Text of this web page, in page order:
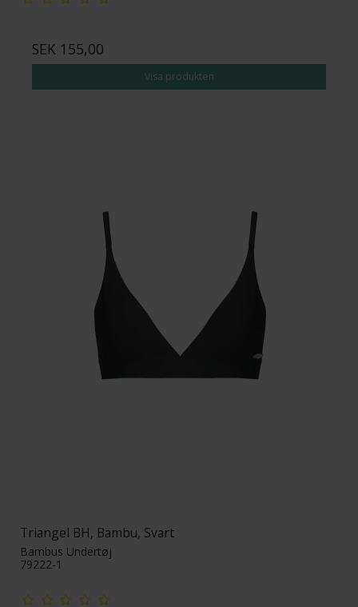
SEK 155,00
Visa produkten
Triangel BH, Bambu, Svart
Bambus Undertøj
79222-1